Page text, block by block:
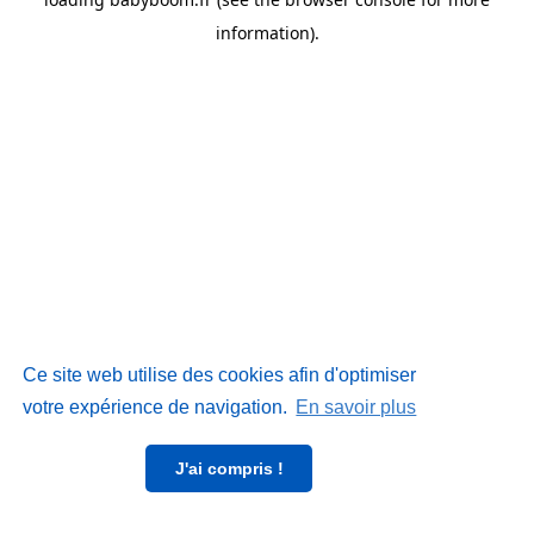
Ce site web utilise des cookies afin d'optimiser
votre expérience de navigation. En savoir plus
J'ai compris !
information).